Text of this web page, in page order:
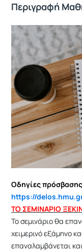
Περιγραφή
Οδηγίες
https://
ΤΟ ΣΕΜΙΝΑΡΙΟ
Το σεμινάριο θα
χειμερινό εξάμηνο
επαναλαμβάνεται